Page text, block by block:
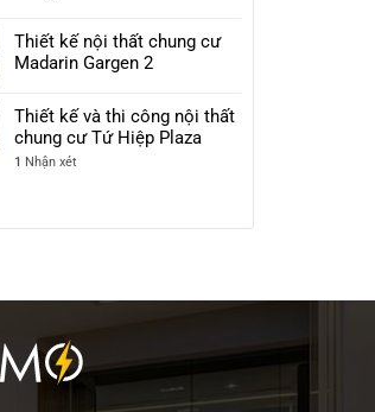
Thiết kế nội thất chung cư
Madarin Gargen 2
Thiết kế và thi công nội thất
chung cư Tứ Hiệp Plaza
1 Nhận xét